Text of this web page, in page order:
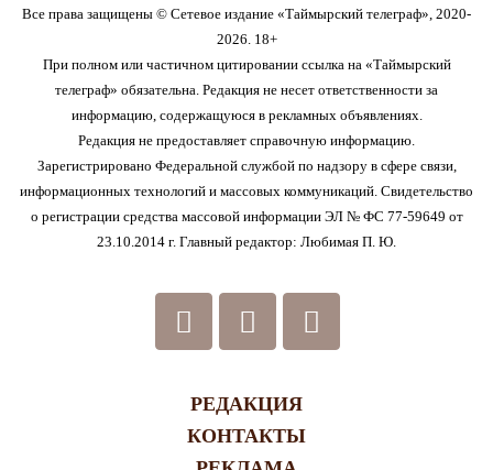
Все права защищены © Сетевое издание «Таймырский телеграф», 2020-
2026. 18+
При полном или частичном цитировании ссылка на «Таймырский
телеграф» обязательна. Редакция не несет ответственности за
информацию, содержащуюся в рекламных объявлениях.
Редакция не предоставляет справочную информацию.
Зарегистрировано Федеральной службой по надзору в сфере связи,
информационных технологий и массовых коммуникаций. Свидетельство
о регистрации средства массовой информации ЭЛ № ФС 77-59649 от
23.10.2014 г. Главный редактор: Любимая П. Ю.
РЕДАКЦИЯ
КОНТАКТЫ